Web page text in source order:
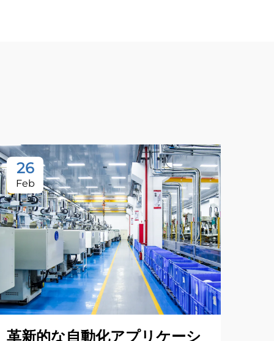
26
Feb
革新的な自動化アプリケーシ